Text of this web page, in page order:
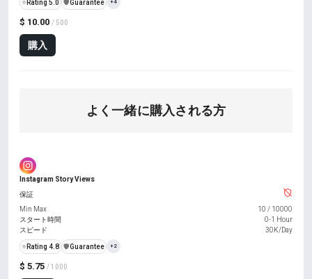
$ 10.00 / 500
購入
⭐ Rating 5.0 ️🛡️Guarantee +4
よく一緒に購入される方
Instagram Story Views
$ 5.75 / 1000
保証
Min Max
10 / 10000
スタート時間
0-1 Hour
スピード
30K/Day
⭐ Rating 4.8 ️🛡️Guarantee +2